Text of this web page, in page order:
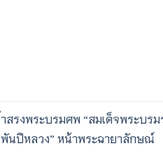
สรงพระบรมศพ “สมเด็จพระบรม
นปีหลวง” หน้าพระฉายาลักษณ์